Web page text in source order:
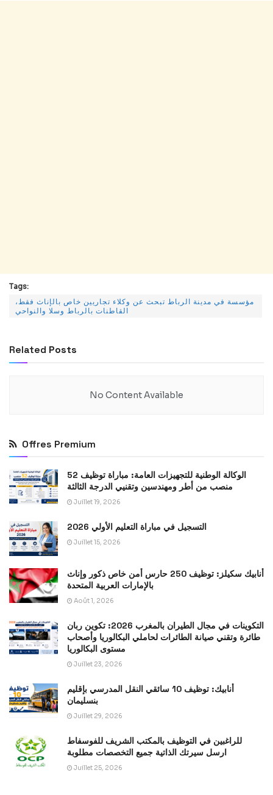
Tags:
مؤسسة في مدينة الرباط تبحث عن وكلاء تجاريين خاص بالإناث فقط،
القاطنات بالرباط وسلا والنواحي
Related Posts
No Content Available
Offres Premium
الوكالة الوطنية للتجهيزات العامة: مباراة توظيف 52
منصب من أطر ومهندسين وتقنيي الدرجة الثالثة
Juillet 19, 2026
التسجيل في مباراة التعليم الأولي 2026
Juillet 15, 2026
أنابيك سكيلز: توظيف 250 حارس أمن خاص ذكور وإناث
بالإمارات العربية المتحدة
Août 1, 2026
التكوينات في مجال الطيران بالمغرب 2026: تكوين ربان
طائرة وتقني صيانة الطائرات لحاملي البكالوريا وأصحاب
مستوى البكالوريا
Juillet 23, 2026
أنابيك: توظيف 10 سائقي النقل المدرسي بإقليم
بنسليمان
Juillet 29, 2026
للراغبين في التوظيف بالمكتب الشريف للفوسفاط
ارسل سيرتك الذاتية جميع التخصصات مطلوبة
Juillet 25, 2026